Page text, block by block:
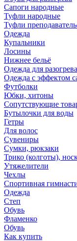
Сапоги народные
Туфли народные
Туфли
Одежда
Купальники
Лосины
Нижнее бельё
Одежда для разогрева
Одежда с эффектом
Футболки
Юбки, хитоны
Сопутствующие
Бутылочки для воды
Гетры
Для волос
Сувениры
Сумки, рюкзаки
Трико (колготы),
Утяжелители
Чехлы
Спортивная
Одежда
Степ
Обувь
Фламенко
Обувь
Как купить